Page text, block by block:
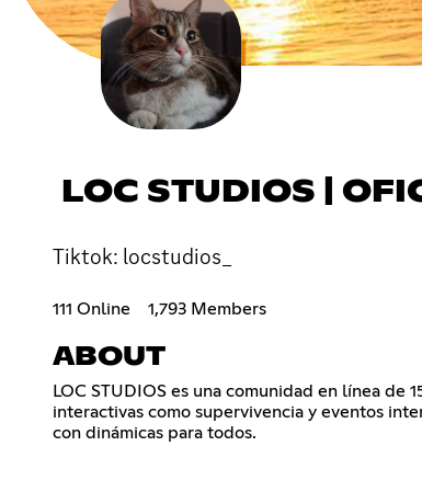
LOC STUDIOS |
Tiktok: locstudios_
111 Online 1,793 Members
ABOUT
LOC STUDIOS es una comunidad en línea
interactivas como supervivencia y eventos
con dinámicas para todos.